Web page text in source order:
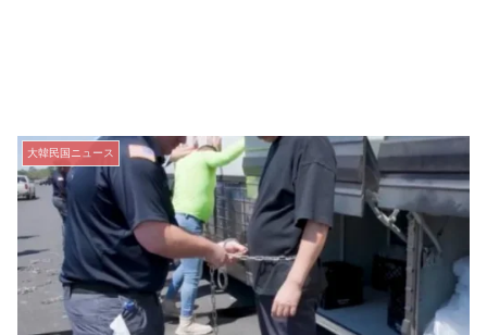
大韓民国ニュース